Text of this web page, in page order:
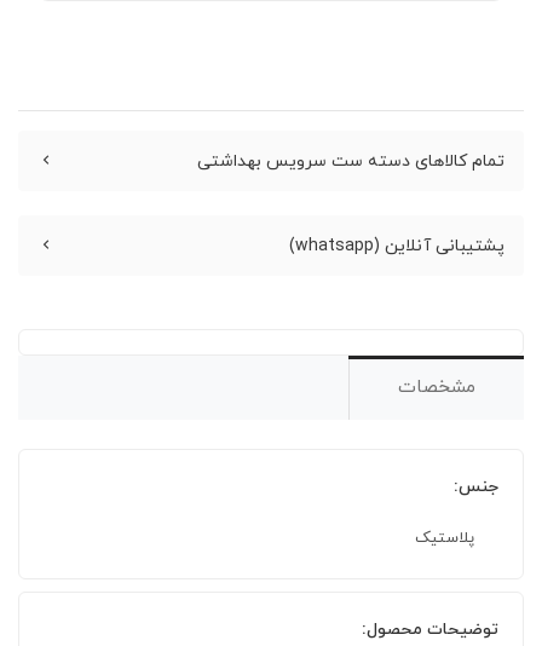
تمام کالاهای دسته ست سرویس بهداشتی
پشتیبانی آنلاین (whatsapp)
مشخصات
جنس:
پلاستیک
توضیحات محصول: